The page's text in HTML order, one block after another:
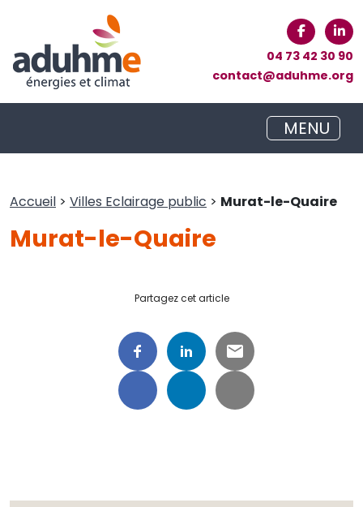
04 73 42 30 90
contact@aduhme.org
MENU
Accueil > Villes Eclairage public > Murat-le-Quaire
Murat-le-Quaire
Partagez cet article